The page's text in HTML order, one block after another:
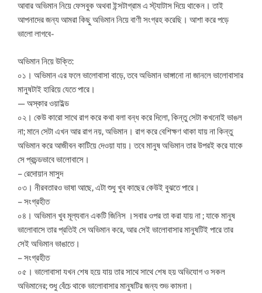
আবার অভিমান নিয়ে ফেসবুক অথবা ইন্সটাগ্রাম এ স্ট্যাটাস দিয়ে থাকেন। তাই
আপনাদের জন্য আমরা কিছু অভিমান নিয়ে বাণী সংগ্রহ করেছি। আশা করে পড়ে
ভালো লাগবে-
অভিমান নিয়ে উক্তি:
০১। অভিমান এর ফলে ভালোবাসা বাড়ে, তবে অভিমান ভাঙ্গানো না জানলে ভালোবাসার
মানুষটাই হারিয়ে যেতে পারে।
— অস্কার ওয়াইল্ড
০২। কেউ কারো সাথে রাগ করে কথা বলা বন্ধ করে দিলো, কিন্তু সেটা কখনোই ভাঙল
না; মানে সেটা এখন আর রাগ নয়, অভিমান। রাগ করে বেশিক্ষণ থাকা যায় না কিন্তু
অভিমান করে আজীবন কাটিয়ে দেওয়া যায়। তবে মানুষ অভিমান তার উপরই করে যাকে
সে প্রচন্ডভাবে ভালোবাসে।
– রেদোয়ান মাসুদ
০৩। নীরবতারও ভাষা আছে, এটা শুধু খুব কাছের কেউই বুঝতে পারে।
– সংগ্রহীত
০৪। অভিমান খুব মূল্যবান একটি জিনিস ।সবার ওপর তা করা যায় না ; যাকে মানুষ
ভালোবাসে তার প্রতিই সে অভিমান করে, আর সেই ভালোবাসার মানুষটিই পারে তার
সেই অভিমান ভাঙাতে।
– সংগ্রহীত
০৫। ভালোবাসা যখন শেষ হয়ে যায় তার সাথে সাথে শেষ হয় অভিযোগ ও সকল
অভিমানের; শুধু বেঁচে থাকে ভালোবাসার মানুষটির জন্য শুভ কামনা।